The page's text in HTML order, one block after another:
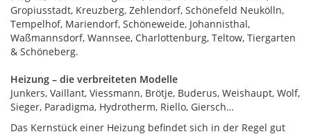
Gropiusstadt, Kreuzberg, Zehlendorf, Schönefeld Neukölln,
Tempelhof, Mariendorf, Schöneweide, Johannisthal,
Waßmannsdorf, Wannsee, Charlottenburg, Teltow, Tiergarten
& Schöneberg.
Heizung – die verbreiteten Modelle
Junkers, Vaillant, Viessmann, Brötje, Buderus, Weishaupt, Wolf,
Sieger, Paradigma, Hydrotherm, Riello, Giersch…
Das Kernstück einer Heizung befindet sich in der Regel gut